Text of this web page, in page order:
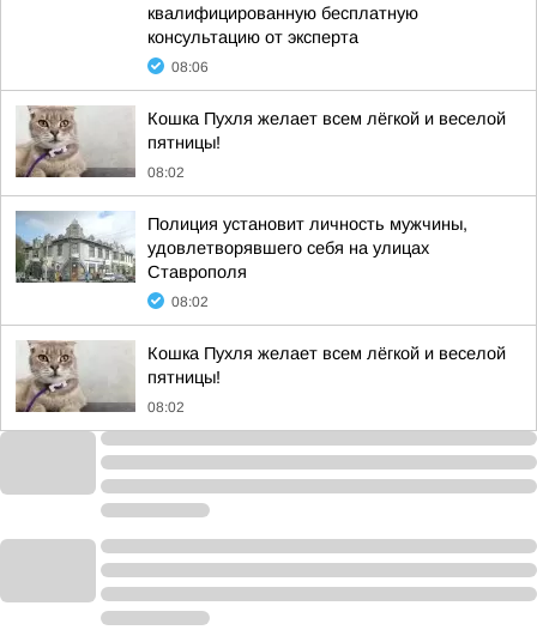
квалифицированную бесплатную
консультацию от эксперта
08:06
Кошка Пухля желает всем лёгкой и веселой
пятницы!
08:02
Полиция установит личность мужчины,
удовлетворявшего себя на улицах
Ставрополя
08:02
Кошка Пухля желает всем лёгкой и веселой
пятницы!
08:02